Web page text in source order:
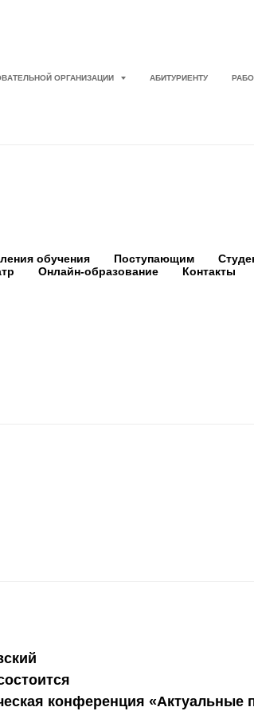
ОРГАНИЗАЦИИ АБИТУРИЕНТУ
обучения Поступающим
Онлайн-образование Контакты
конференция «Актуальные